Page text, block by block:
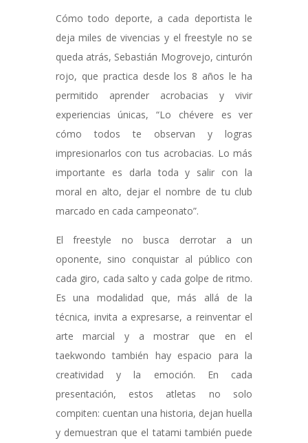
Cómo todo deporte, a cada deportista le
deja miles de vivencias y el freestyle no se
queda atrás, Sebastián Mogrovejo, cinturón
rojo, que practica desde los 8 años le ha
permitido aprender acrobacias y vivir
experiencias únicas, “Lo chévere es ver
cómo todos te observan y logras
impresionarlos con tus acrobacias. Lo más
importante es darla toda y salir con la
moral en alto, dejar el nombre de tu club
marcado en cada campeonato”.
El freestyle no busca derrotar a un
oponente, sino conquistar al público con
cada giro, cada salto y cada golpe de ritmo.
Es una modalidad que, más allá de la
técnica, invita a expresarse, a reinventar el
arte marcial y a mostrar que en el
taekwondo también hay espacio para la
creatividad y la emoción. En cada
presentación, estos atletas no solo
compiten: cuentan una historia, dejan huella
y demuestran que el tatami también puede